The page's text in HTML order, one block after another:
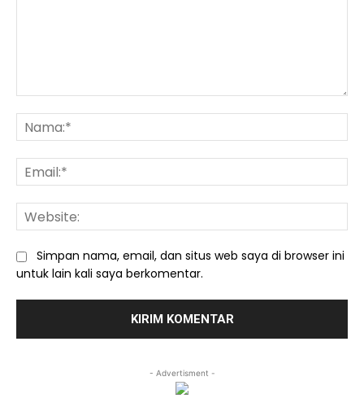
Simpan nama, email, dan situs web saya di browser ini
untuk lain kali saya berkomentar.
- Advertisment -